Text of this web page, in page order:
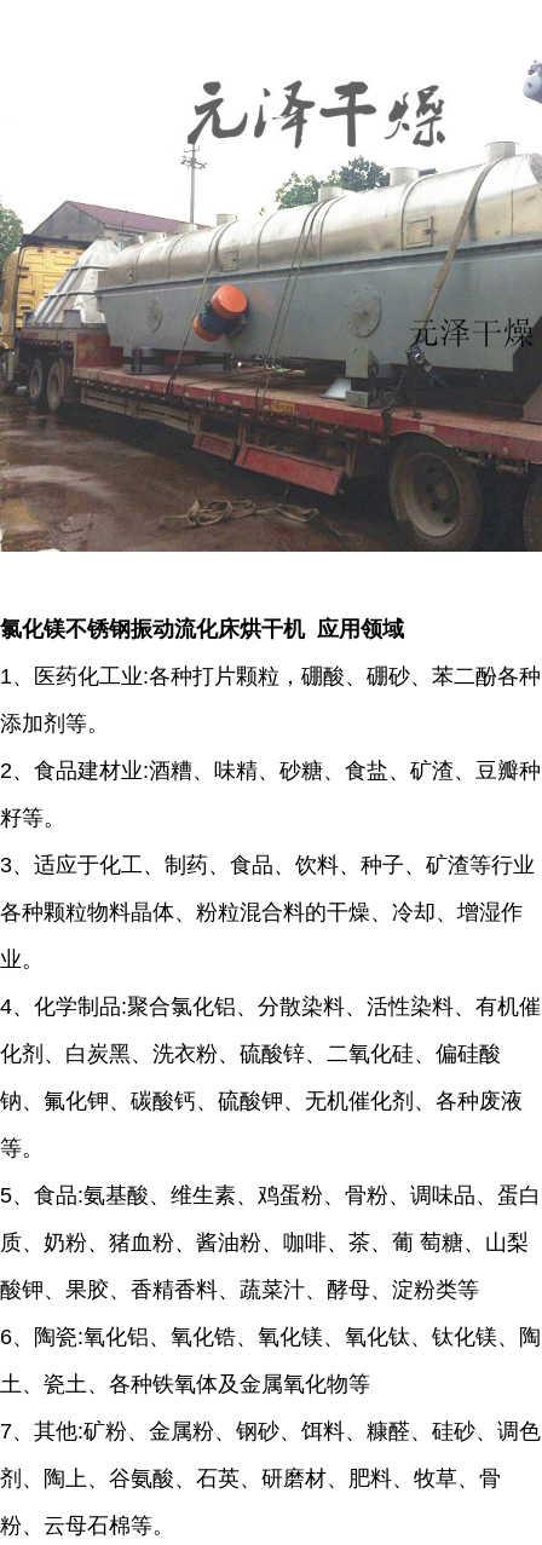
氯化镁不锈钢振动流化床烘干机 应用领域
1、医药化工业:各种打片颗粒，硼酸、硼砂、苯二酚各种
添加剂等。
2、食品建材业:酒糟、味精、砂糖、食盐、矿渣、豆瓣种
籽等。
3、适应于化工、制药、食品、饮料、种子、矿渣等行业
各种颗粒物料晶体、粉粒混合料的干燥、冷却、增湿作
业。
4、化学制品:聚合氯化铝、分散染料、活性染料、有机催
化剂、白炭黑、洗衣粉、硫酸锌、二氧化硅、偏硅酸
钠、氟化钾、碳酸钙、硫酸钾、无机催化剂、各种废液
等。
5、食品:氨基酸、维生素、鸡蛋粉、骨粉、调味品、蛋白
质、奶粉、猪血粉、酱油粉、咖啡、茶、葡 萄糖、山梨
酸钾、果胶、香精香料、蔬菜汁、酵母、淀粉类等
6、陶瓷:氧化铝、氧化锆、氧化镁、氧化钛、钛化镁、陶
土、瓷土、各种铁氧体及金属氧化物等
7、其他:矿粉、金属粉、钢砂、饵料、糠醛、硅砂、调色
剂、陶上、谷氨酸、石英、研磨材、肥料、牧草、骨
粉、云母石棉等。